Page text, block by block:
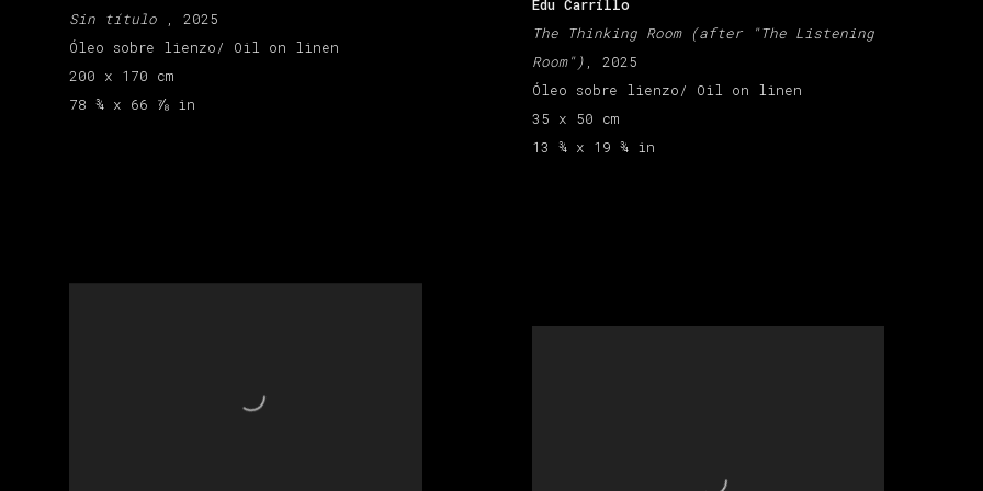
Sin título
, 2025
Óleo sobre lienzo/ Oil on linen
200 x 170 cm
78 ¾ x 66 ⅞ in
Edu Carrillo
The Thinking Room (after "The Listening
Room") , 2025
Óleo sobre lienzo/ Oil on linen
35 x 50 cm
13 ¾ x 19 ¾ in